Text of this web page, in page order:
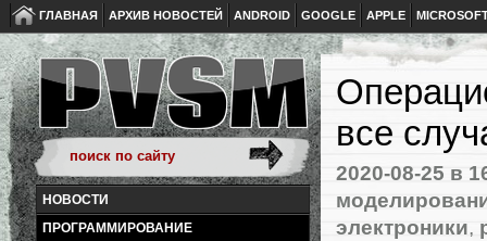
ГЛАВНАЯ АРХИВ НОВОСТЕЙ ANDROID GOOGLE APPLE
НОВОСТИ
ПРОГРАММИРОВАНИЕ
все
2020-08-25 в
электроники,